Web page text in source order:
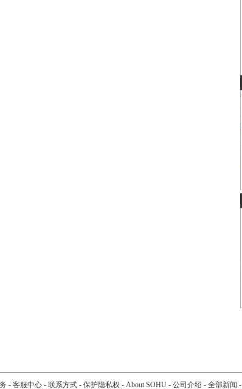
- 客服中心- 联系方式- 保护隐私权 - About SOHU- 公司介绍 - 全部新闻 -